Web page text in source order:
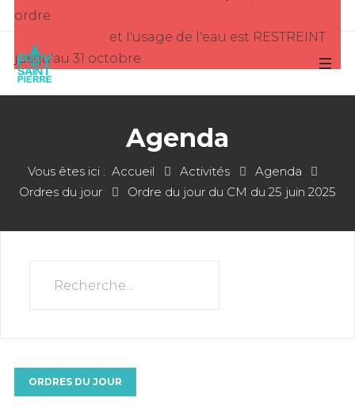
ordre
et l'usage de l'eau est RESTREINT
jusqu'au 31 octobre
Agenda
Vous êtes ici :Accueil Activités
Agenda
Ordres du jour
Ordre du jour du CM du 25 juin 2025
ORDRES DU JOUR